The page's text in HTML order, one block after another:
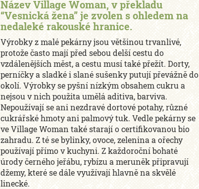
Název Village Woman, v překladu
“Vesnická žena” je zvolen s ohledem na
nedaleké rakouské hranice.
Výrobky z malé pekárny jsou většinou trvanlivé,
protože často mají před sebou delší cestu do
vzdálenějších měst, a cestu musí také přežít. Dorty,
perníčky a sladké i slané sušenky putují převážně do
okolí. Výrobky se pyšní nízkým obsahem cukru a
nejsou v nich použita umělá aditiva, barviva.
Nepoužívají se ani nezdravé dortové potahy, různé
cukrářské hmoty ani palmový tuk. Vedle pekárny se
ve Village Woman také starají o certifikovanou bio
zahradu. Z té se bylinky, ovoce, zelenina a ořechy
používají přímo v kuchyni. Z každoroční bohaté
úrody černého jeřábu, rybízu a meruněk připravují
džemy, které se dále využívají hlavně na skvělé
linecké.